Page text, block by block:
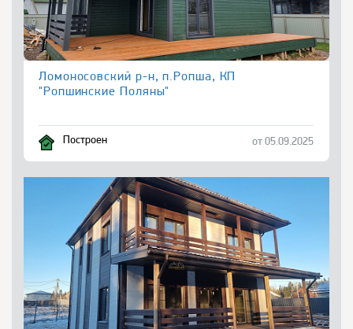
Ломоносовский р-н, п.Ропша, КП
"Ропшинские Поляны"
Построен от 05.09.2025